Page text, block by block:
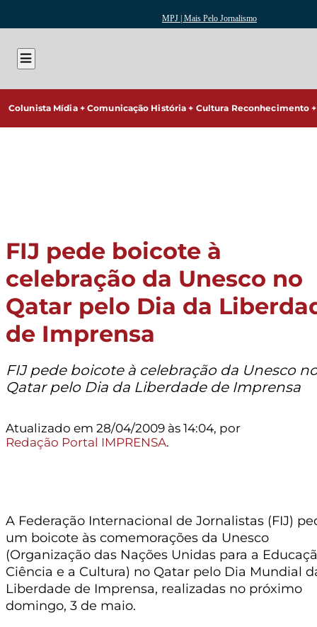
MPJ | Mais Pelo Jornalismo
Colunista Mídia + Comunicação História + Cultura Reconhecimento
FIJ pede boicote à
celebração da Unesco no
Qatar pelo Dia da
de Imprensa
FIJ pede boicote à celebração da Unesco
Qatar pelo Dia da Liberdade de Imprensa
Atualizado em 28/04/2009 às 14:04, por
Redação Portal IMPRENSA.
A Federação Internacional de Jornalistas (FIJ)
um boicote às comemorações da Unesco
(Organização das Nações Unidas para a
Ciência e a Cultura) no Qatar pelo Dia Mundial
Liberdade de Imprensa, realizadas no próximo
domingo, 3 de maio.